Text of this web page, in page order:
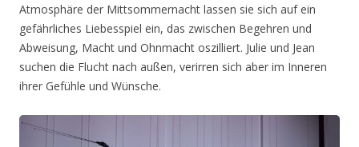
Atmosphäre der Mittsommernacht lassen sie sich auf ein
gefährliches Liebesspiel ein, das zwischen Begehren und
Abweisung, Macht und Ohnmacht oszilliert. Julie und Jean
suchen die Flucht nach außen, verirren sich aber im Inneren
ihrer Gefühle und Wünsche.